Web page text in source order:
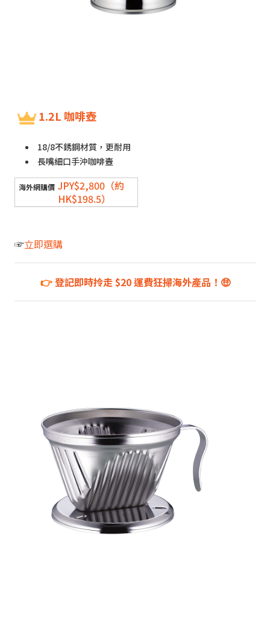
1.2L 咖啡壺
18/8不銹鋼材質，更耐用
長嘴細口手沖咖啡壼
JPY$2,800（約
HK$198.5）
☞立即選購
👉登記即時拎走 $20 運費狂掃海外產品！🤑